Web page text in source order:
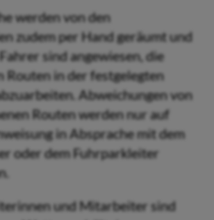
werden von den
zudem per Hand geräumt und
sind angewiesen, die
Routen in der festgelegten
Abweichungen von
Routen werden nur auf
in Absprache mit dem
oder dem Fuhrparkleiter
und Mitarbeiter sind